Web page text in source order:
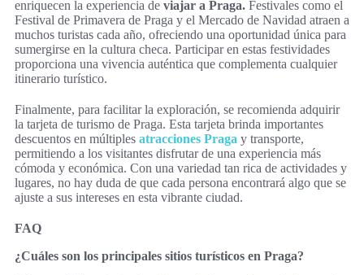
enriquecen la experiencia de viajar a Praga. Festivales como el
Festival de Primavera de Praga y el Mercado de Navidad atraen a
muchos turistas cada año, ofreciendo una oportunidad única para
sumergirse en la cultura checa. Participar en estas festividades
proporciona una vivencia auténtica que complementa cualquier
itinerario turístico.
Finalmente, para facilitar la exploración, se recomienda adquirir
la tarjeta de turismo de Praga. Esta tarjeta brinda importantes
descuentos en múltiples atracciones Praga y transporte,
permitiendo a los visitantes disfrutar de una experiencia más
cómoda y económica. Con una variedad tan rica de actividades y
lugares, no hay duda de que cada persona encontrará algo que se
ajuste a sus intereses en esta vibrante ciudad.
FAQ
¿Cuáles son los principales sitios turísticos en Praga?